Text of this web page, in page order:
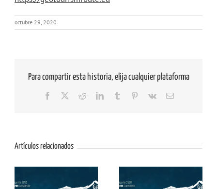
octubre 29, 2020
Para compartir esta historia, elija cualquier plataforma
Facebook RedditLinkedInTumblr Pinterest
Vk
Correo
Artículos relacionados